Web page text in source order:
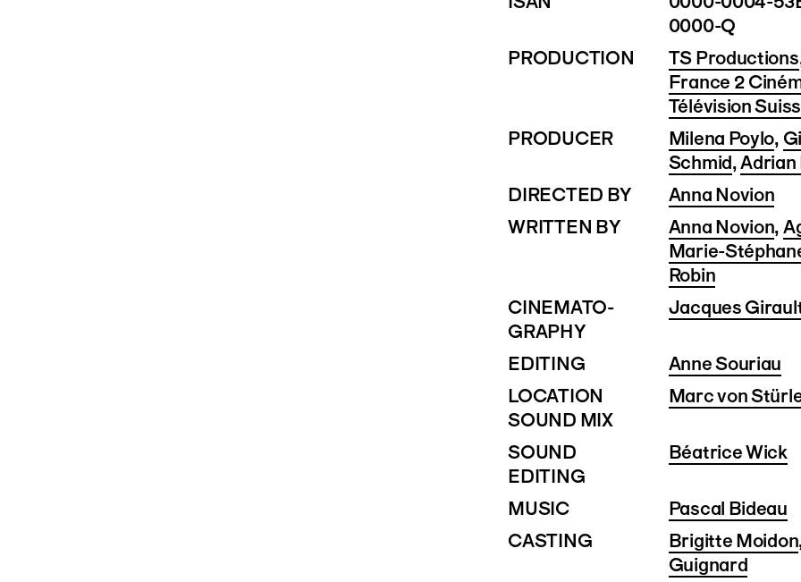
0000-Q
PRODUCTION
TS Productions
France 2
Télévision
PRODUCER
Milena Poylo,
Schmid,Adrian
DIRECTED BY
Anna Novion
WRITTEN BY
Anna Novion,
Marie-
Robin
CINEMATO­
GRAPHY
Jacques
EDITING
Anne Souriau
LOCATION
SOUND MIX
Marc von
SOUND
EDITING
Béatrice Wick
MUSIC
Pascal Bideau
CASTING
Brigitte Moidon
Guignard